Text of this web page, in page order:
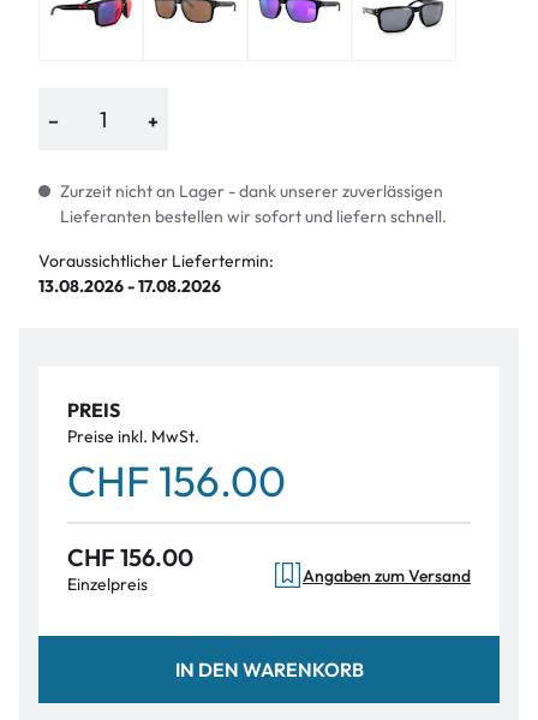
− +
Zurzeit nicht an Lager - dank unserer zuverlässigen
Lieferanten bestellen wir sofort und liefern schnell.
Voraussichtlicher Liefertermin:
13.08.2026 - 17.08.2026
PREIS
Preise inkl. MwSt.
CHF 156.00
CHF 156.00
Einzelpreis Angaben zum Versand
IN DEN WARENKORB